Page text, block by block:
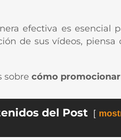
efectiva es esencial
de sus vídeos,
sobre cómo promocionar
del Post